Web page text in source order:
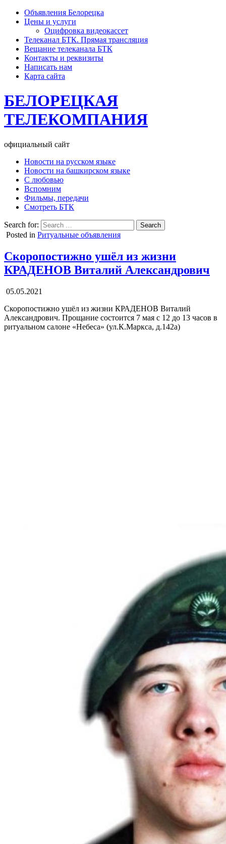
Объявления Белорецка
Цены и услуги
Оцифровка видеокассет
Телеканал БТК. Прямая трансляция
Вещание телеканала БТК
Контакты и реквизиты
Написать нам
Карта сайта
БЕЛОРЕЦКАЯ
ТЕЛЕКОМПАНИЯ
официальный сайт
Новости на русском языке
Новости на башкирском языке
С любовью
Вспомним
Фильмы, передачи
Смотреть БТК
Search for:
Posted in Ритуальные объявления
Скоропостижно ушёл из жизни
КРАДЕНОВ Виталий Александрович
05.05.2021
Скоропостижно ушёл из жизни КРАДЕНОВ Виталий
Александрович. Прощание состоится 7 мая с 12 до 13 часов в
ритуальном салоне «Небеса» (ул.К.Маркса, д.142а)